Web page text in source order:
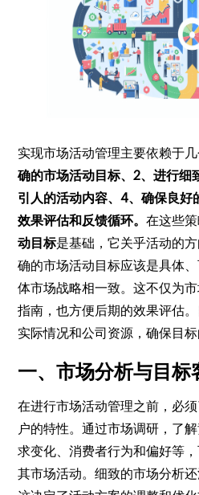
实现市场活动管理主要依赖于
确的市场活动目标、2、进行细
引人的活动内容、4、确保良好
效果评估和反馈循环。在这些
动目标是基础，它关乎活动的
确的市场活动目标应该是具体
体市场战略相一致。这不仅为
指南，也方便后期的效果评估
实际情况和公司资源，确保目标
一、市场分析与目标
在进行市场活动管理之前，必
户的特性。通过市场调研，了
求变化、消费者行为和偏好等
其市场活动。细致的市场分析